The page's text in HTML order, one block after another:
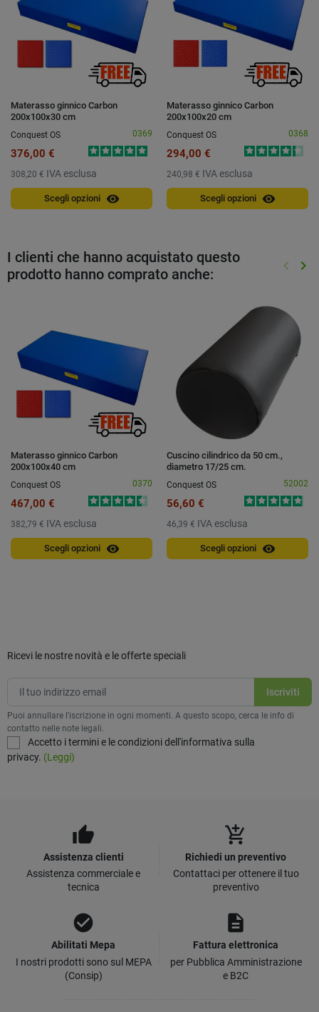
Materasso ginnico Carbon
200x100x30 cm
Conquest OS
0369
376,00 €
308,20 € IVA esclusa
Scegli opzioni visibility
Materasso ginnico Carbon
200x100x20 cm
Conquest OS
0368
294,00 €
240,98 € IVA esclusa
Scegli opzioni visibility
I clienti che hanno acquistato questo
prodotto hanno comprato anche:
keyboard_arrow_left keyboard_arrow_right
Materasso ginnico Carbon
200x100x40 cm
Conquest OS
0370
467,00 €
382,79 € IVA esclusa
Scegli opzioni visibility
Cuscino cilindrico da 50 cm.,
diametro 17/25 cm.
Conquest OS
52002
56,60 €
46,39 € IVA esclusa
Scegli opzioni visibility
Ricevi le nostre novità e le offerte speciali
Puoi annullare l'iscrizione in ogni momenti. A questo scopo, cerca le info di
contatto nelle note legali.
Accetto i termini e le condizioni dell'informativa sulla
privacy. (Leggi)
thumb_up
Assistenza clienti
Assistenza commerciale e
tecnica
add_shopping_cart
Richiedi un preventivo
Contattaci per ottenere il tuo
preventivo
check_circle
Abilitati Mepa
I nostri prodotti sono sul MEPA
(Consip)
description
Fattura elettronica
per Pubblica Amministrazione
e B2C